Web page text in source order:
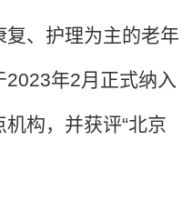
、护理为主的老年
2023年2月正式纳入
构，并获评“北京